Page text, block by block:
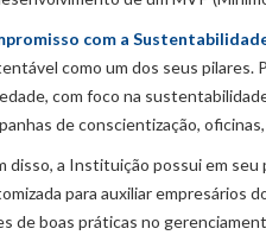
com a
como um dos seus pilares.
com foco na
de conscientização,
disso, a Instituição possui em
para auxiliar empresários
de boas práticas no